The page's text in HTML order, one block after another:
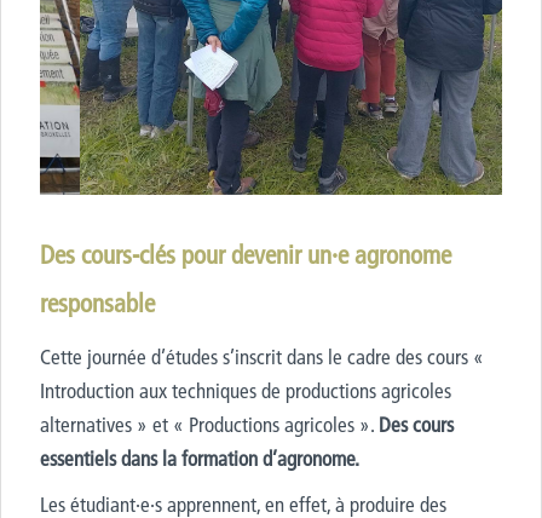
Des cours-clés pour devenir un·e agronome
responsable
Cette journée d’études s’inscrit dans le cadre des cours «
Introduction aux techniques de productions agricoles
alternatives » et « Productions agricoles ». Des cours
essentiels dans la formation d’agronome.
Les étudiant·e·s apprennent, en effet,à produire des